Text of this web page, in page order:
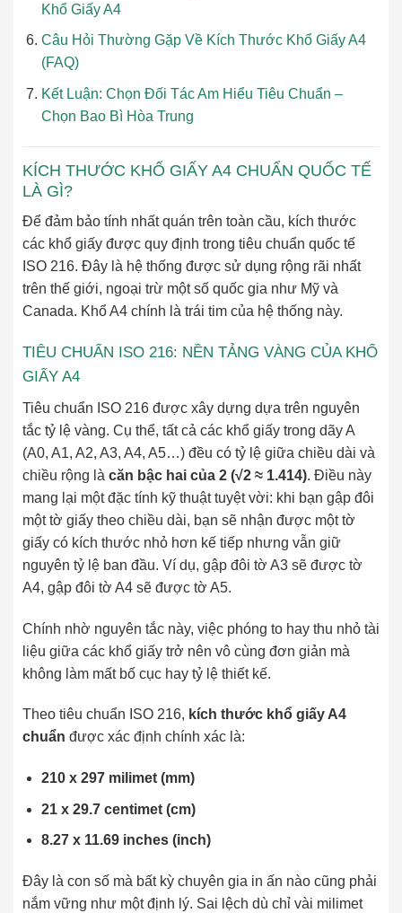
Khổ Giấy A4
Câu Hỏi Thường Gặp Về Kích Thước Khổ Giấy A4
(FAQ)
Kết Luận: Chọn Đối Tác Am Hiểu Tiêu Chuẩn –
Chọn Bao Bì Hòa Trung
KÍCH THƯỚC KHỔ GIẤY A4 CHUẨN QUỐC TẾ
LÀ GÌ?
Để đảm bảo tính nhất quán trên toàn cầu, kích thước
các khổ giấy được quy định trong tiêu chuẩn quốc tế
ISO 216. Đây là hệ thống được sử dụng rộng rãi nhất
trên thế giới, ngoại trừ một số quốc gia như Mỹ và
Canada. Khổ A4 chính là trái tim của hệ thống này.
TIÊU CHUẨN ISO 216: NỀN TẢNG VÀNG CỦA KHỔ
GIẤY A4
Tiêu chuẩn ISO 216 được xây dựng dựa trên nguyên
tắc tỷ lệ vàng. Cụ thể, tất cả các khổ giấy trong dãy A
(A0, A1, A2, A3, A4, A5…) đều có tỷ lệ giữa chiều dài và
chiều rộng là căn bậc hai của 2 (√2 ≈ 1.414). Điều này
mang lại một đặc tính kỹ thuật tuyệt vời: khi bạn gập đôi
một tờ giấy theo chiều dài, bạn sẽ nhận được một tờ
giấy có kích thước nhỏ hơn kế tiếp nhưng vẫn giữ
nguyên tỷ lệ ban đầu. Ví dụ, gập đôi tờ A3 sẽ được tờ
A4, gập đôi tờ A4 sẽ được tờ A5.
Chính nhờ nguyên tắc này, việc phóng to hay thu nhỏ tài
liệu giữa các khổ giấy trở nên vô cùng đơn giản mà
không làm mất bố cục hay tỷ lệ thiết kế.
Theo tiêu chuẩn ISO 216, kích thước khổ giấy A4
chuẩn được xác định chính xác là:
210 x 297 milimet (mm)
21 x 29.7 centimet (cm)
8.27 x 11.69 inches (inch)
Đây là con số mà bất kỳ chuyên gia in ấn nào cũng phải
nắm vững như một định lý. Sai lệch dù chỉ vài milimet